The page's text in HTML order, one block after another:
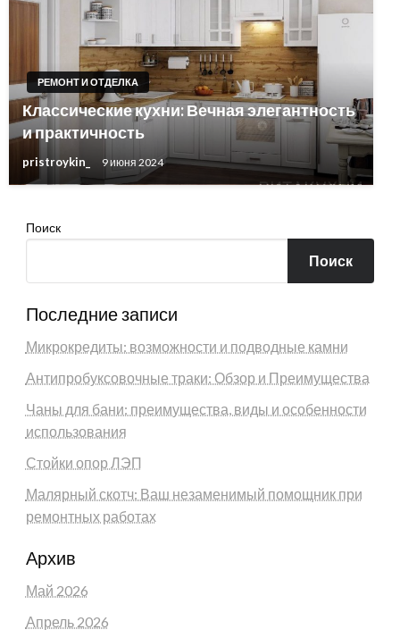
РЕМОНТ И ОТДЕЛКА
Классические кухни: Вечная элегантность
и практичность
pristroykin_ 9 июня 2024
Поиск
Поиск
Последние записи
Микрокредиты: возможности и подводные камни
Антипробуксовочные траки: Обзор и Преимущества
Чаны для бани: преимущества, виды и особенности
использования
Стойки опор ЛЭП
Малярный скотч: Ваш незаменимый помощник при
ремонтных работах
Архив
Май 2026
Апрель 2026